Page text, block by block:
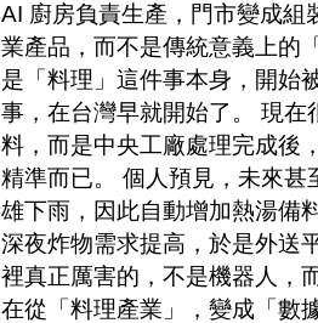
AI 廚房負責生產，門市變成組
業產品，而不是傳統意義上的
是「料理」這件事本身，開始
事，在台灣早就開始了。 現
料，而是中央工廠處理完成後
精準而已。 個人預見，未來
雄下雨，因此自動增加熱湯備
深夜炸物需求提高，於是外送
裡真正厲害的，不是機器人，
在從「料理產業」，變成「數